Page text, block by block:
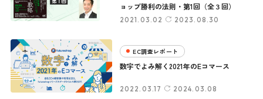
2021.03.02 2023.08.30
ョップ勝利の法則・第1回（全３回）
EC調査レポート
2022.03.17 2024.03.08
数字でよみ解く2021年のEコマース